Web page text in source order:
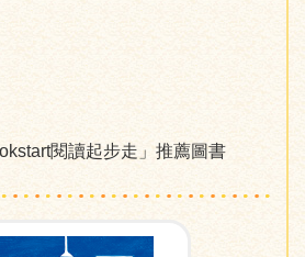
閱讀起步走」推薦圖書